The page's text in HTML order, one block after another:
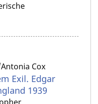
Cox
Exil. Edgar
1939